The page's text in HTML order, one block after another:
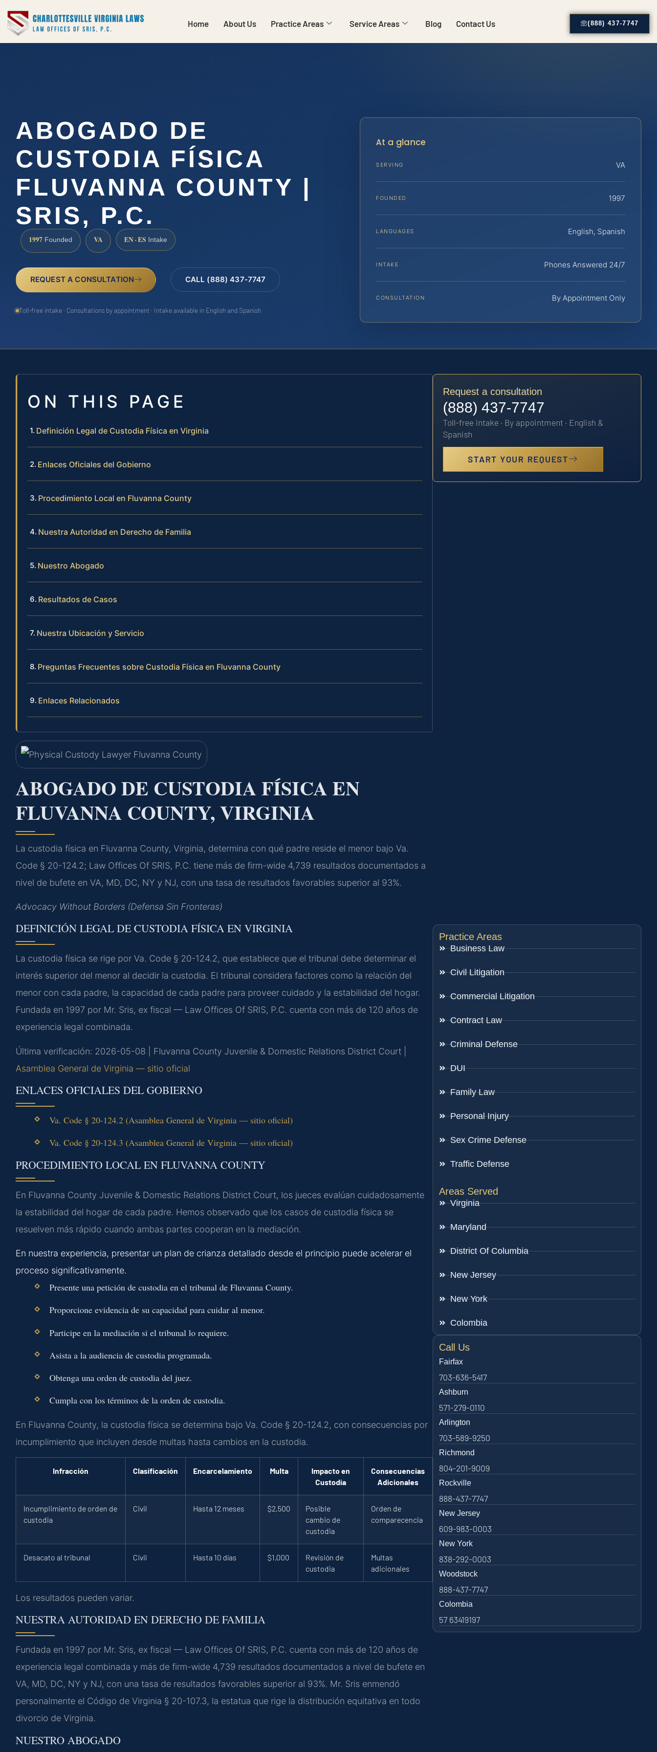
Home About Us Practice Areas Service Areas Blog Contact Us (888) 437-7747
ABOGADO DE
CUSTODIA FÍSICA
FLUVANNA COUNTY |
SRIS, P.C.
1997 Founded VA EN · ES Intake
REQUEST A CONSULTATION CALL (888) 437-7747
Toll-free intake · Consultations by appointment · Intake available in English and Spanish
At a glance
SERVING VA
FOUNDED 1997
LANGUAGES English, Spanish
INTAKE Phones Answered 24/7
CONSULTATION By Appointment Only
ON THIS PAGE
Definición Legal de Custodia Física en Virginia
Enlaces Oficiales del Gobierno
Procedimiento Local en Fluvanna County
Nuestra Autoridad en Derecho de Familia
Nuestro Abogado
Resultados de Casos
Nuestra Ubicación y Servicio
Preguntas Frecuentes sobre Custodia Física en Fluvanna County
Enlaces Relacionados
ABOGADO DE CUSTODIA FÍSICA EN
FLUVANNA COUNTY, VIRGINIA
La custodia física en Fluvanna County, Virginia, determina con qué padre reside el menor bajo Va.
Code § 20-124.2; Law Offices Of SRIS, P.C. tiene más de firm-wide 4,739 resultados documentados a
nivel de bufete en VA, MD, DC, NY y NJ, con una tasa de resultados favorables superior al 93%.
Advocacy Without Borders (Defensa Sin Fronteras)
DEFINICIÓN LEGAL DE CUSTODIA FÍSICA EN VIRGINIA
La custodia física se rige por Va. Code § 20-124.2, que establece que el tribunal debe determinar el
interés superior del menor al decidir la custodia. El tribunal considera factores como la relación del
menor con cada padre, la capacidad de cada padre para proveer cuidado y la estabilidad del hogar.
Fundada en 1997 por Mr. Sris, ex fiscal — Law Offices Of SRIS, P.C. cuenta con más de 120 años de
experiencia legal combinada.
Última verificación: 2026-05-08 | Fluvanna County Juvenile & Domestic Relations District Court |
Asamblea General de Virginia — sitio oficial
ENLACES OFICIALES DEL GOBIERNO
Va. Code § 20-124.2 (Asamblea General de Virginia — sitio oficial)
Va. Code § 20-124.3 (Asamblea General de Virginia — sitio oficial)
PROCEDIMIENTO LOCAL EN FLUVANNA COUNTY
En Fluvanna County Juvenile & Domestic Relations District Court, los jueces evalúan cuidadosamente
la estabilidad del hogar de cada padre. Hemos observado que los casos de custodia física se
resuelven más rápido cuando ambas partes cooperan en la mediación.
En nuestra experiencia, presentar un plan de crianza detallado desde el principio puede acelerar el
proceso significativamente.
Presente una petición de custodia en el tribunal de Fluvanna County.
Proporcione evidencia de su capacidad para cuidar al menor.
Participe en la mediación si el tribunal lo requiere.
Asista a la audiencia de custodia programada.
Obtenga una orden de custodia del juez.
Cumpla con los términos de la orden de custodia.
En Fluvanna County, la custodia física se determina bajo Va. Code § 20-124.2, con consecuencias por
incumplimiento que incluyen desde multas hasta cambios en la custodia.
Infracción Clasificación Encarcelamiento Multa
Impacto en
Custodia
Consecuencias
Adicionales
Incumplimiento de orden de
custodia
Civil Hasta 12 meses $2,500
Posible
cambio de
custodia
Orden de
comparecencia
Desacato al tribunal Civil Hasta 10 días $1,000
Revisión de
custodia
Multas
adicionales
Los resultados pueden variar.
NUESTRA AUTORIDAD EN DERECHO DE FAMILIA
Fundada en 1997 por Mr. Sris, ex fiscal — Law Offices Of SRIS, P.C. cuenta con más de 120 años de
experiencia legal combinada y más de firm-wide 4,739 resultados documentados a nivel de bufete en
VA, MD, DC, NY y NJ, con una tasa de resultados favorables superior al 93%. Mr. Sris enmendó
personalmente el Código de Virginia § 20-107.3, la estatua que rige la distribución equitativa en todo
divorcio de Virginia.
NUESTRO ABOGADO
Request a consultation
(888) 437-7747
Toll-free intake · By appointment · English &
Spanish
START YOUR REQUEST
Practice Areas
Business Law
Civil Litigation
Commercial Litigation
Contract Law
Criminal Defense
DUI
Family Law
Personal Injury
Sex Crime Defense
Traffic Defense
Areas Served
Virginia
Maryland
District Of Columbia
New Jersey
New York
Colombia
Call Us
Fairfax
703-636-5417
Ashburn
571-279-0110
Arlington
703-589-9250
Richmond
804-201-9009
Rockville
888-437-7747
New Jersey
609-983-0003
New York
838-292-0003
Woodstock
888-437-7747
Colombia
57 63419197